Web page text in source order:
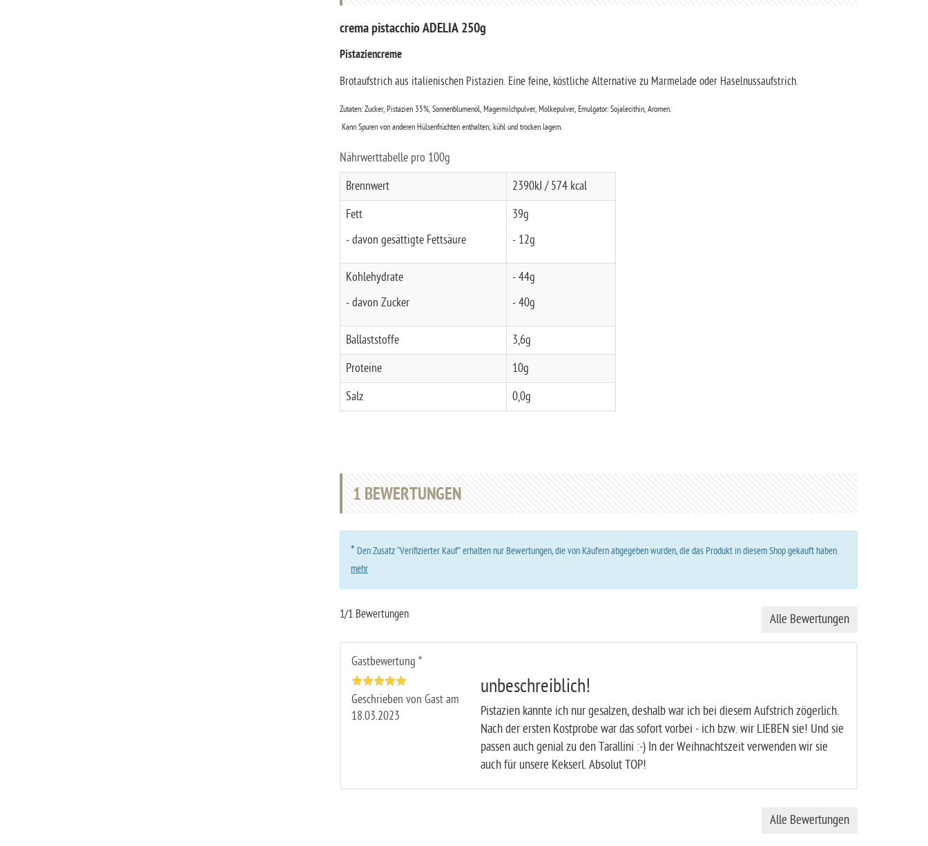
crema pistacchio ADELIA 250g
Pistaziencreme
Brotaufstrich aus italienischen Pistazien. Eine feine, köstliche Alternative zu Marmelade oder Haselnussaufstrich.
Zutaten: Zucker, Pistazien 35%, Sonnenblumenöl, Magermilchpulver, Molkepulver, Emulgator: Sojalecithin, Aromen.
Kann Spuren von anderen Hülsenfrüchten enthalten; kühl und trocken lagern.
Nährwerttabelle pro 100g
Brennwert 2390kJ / 574 kcal
Fett
- davon gesättigte Fettsäure
39g
- 12g
Kohlehydrate
- davon Zucker
- 44g
- 40g
Ballaststoffe 3,6g
Proteine 10g
Salz 0,0g
1 BEWERTUNGEN
* Den Zusatz “Verifizierter Kauf” erhalten nur Bewertungen, die von Käufern abgegeben wurden, die das Produkt in diesem Shop gekauft haben.
mehr
1/1 Bewertungen Alle Bewertungen
Gastbewertung *
Geschrieben von Gast am
18.03.2023
unbeschreiblich!
Pistazien kannte ich nur gesalzen, deshalb war ich bei diesem Aufstrich zögerlich.
Nach der ersten Kostprobe war das sofort vorbei - ich bzw. wir LIEBEN sie! Und sie
passen auch genial zu den Tarallini :-) In der Weihnachtszeit verwenden wir sie
auch für unsere Kekserl. Absolut TOP!
Alle Bewertungen